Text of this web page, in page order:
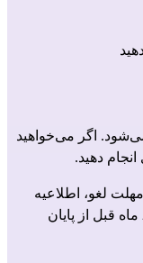
دهید.